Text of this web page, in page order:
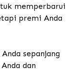
memperbarui
premi Anda
sepanjang
dan